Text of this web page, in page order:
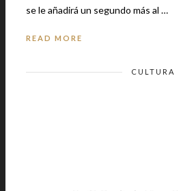
se le añadirá un segundo más al …
READ MORE
CULTURA